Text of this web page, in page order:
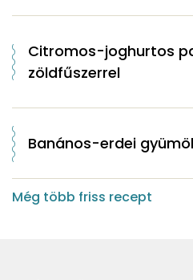
Citromos-joghurtos
zöldfűszerrel
Banános-erdei
Még több friss recept